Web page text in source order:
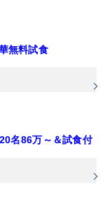
無料試食
名86万～＆試食付